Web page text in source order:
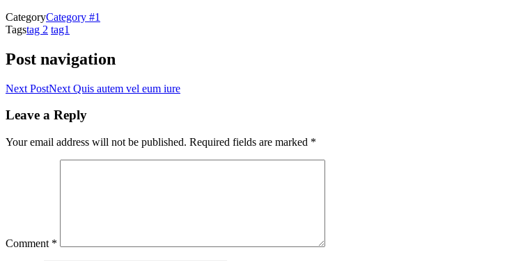
CategoryCategory #1
Tagstag 2 tag1
Post navigation
Next PostNext Quis autem vel eum iure
Leave a Reply
Your email address will not be published. Required fields are marked *
Comment *